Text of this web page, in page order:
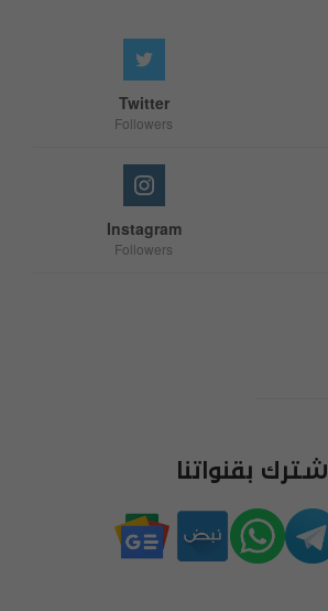
Twitter
Followers
Instagram
Followers
اشترك بقنواتنا